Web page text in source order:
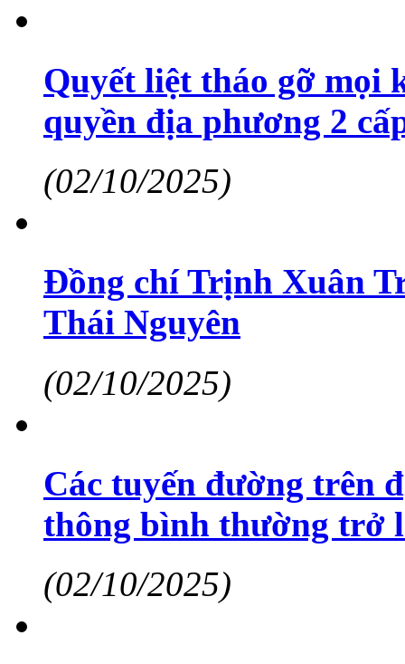
Quyết liệt tháo gỡ mọi
quyền địa phương 2
(02/10/2025)
Đồng chí Trịnh Xuân
Thái Nguyên
(02/10/2025)
Các tuyến đường trên
thông bình thường trở
(02/10/2025)